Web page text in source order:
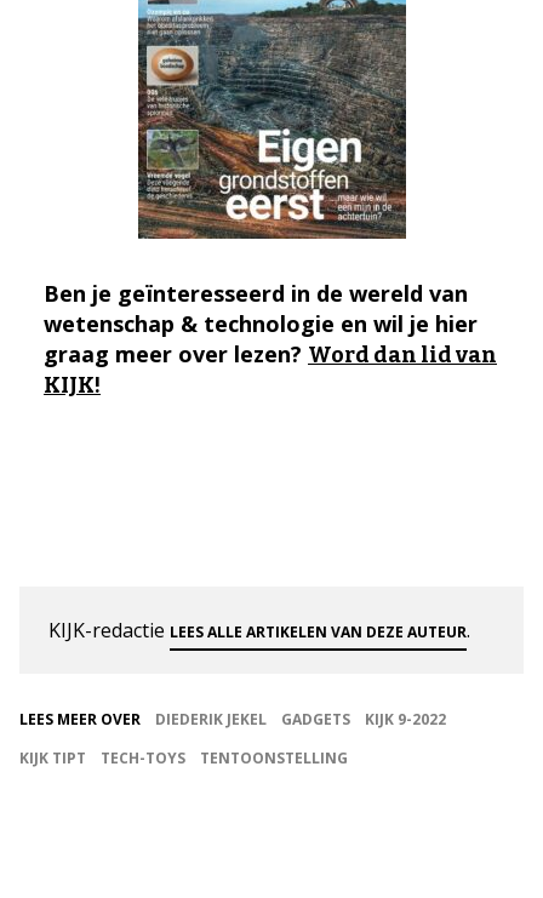
Ben je geïnteresseerd in de wereld van
wetenschap & technologie en wil je hier
graag meer over lezen? Word dan lid van
KIJK!
KIJK-redactie LEES ALLE ARTIKELEN VAN DEZE AUTEUR.
LEES MEER OVER DIEDERIK JEKEL GADGETS
KIJK 9-2022
KIJK TIPT
TECH-TOYS TENTOONSTELLING